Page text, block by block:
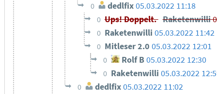
0 dedlfix05.03.2022 11:18
0 Ups! Doppelt. Raketenwilli
0 Raketenwilli 05.03.2022 11:42
0 Mitleser 2.0 05.03.2022 12:01
0 Rolf B 05.03.2022 12:30
0 Raketenwilli 05.03.2022
0 dedlfix05.03.2022 11:02